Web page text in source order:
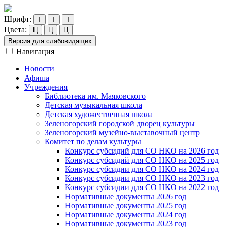
Шрифт: Т Т Т
Цвета: Ц Ц
Ц
Версия для слабовидящих
Навигация
Новости
Афиша
Учреждения
Библиотека им. Маяковского
Детская музыкальная школа
Детская художественная школа
Зеленогорский городской дворец культуры
Зеленогорский музейно-выставочный центр
Комитет по делам культуры
Конкурс субсидий для СО НКО на 2026 год
Конкурс субсидий для СО НКО на 2025 год
Конкурс субсидии для СО НКО на 2024 год
Конкурс субсидии для СО НКО на 2023 год
Конкурс субсидии для СО НКО на 2022 год
Нормативные документы 2026 год
Нормативные документы 2025 год
Нормативные документы 2024 год
Нормативные документы 2023 год